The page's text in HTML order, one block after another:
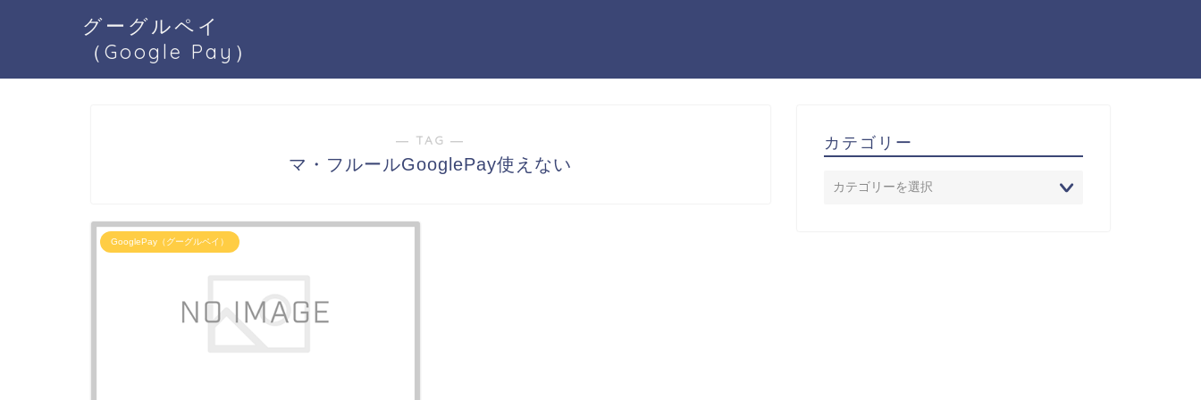
グーグルペイ
（Google Pay）
― TAG ―
マ・フルールGooglePay使えない
GooglePay（グーグルペイ）
カテゴリー